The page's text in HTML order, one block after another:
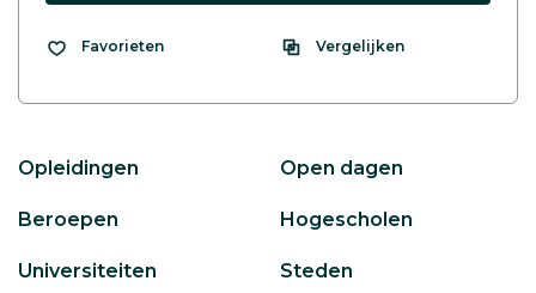
Favorieten Vergelijken
Opleidingen Open dagen
Beroepen Hogescholen
Universiteiten Steden